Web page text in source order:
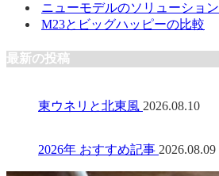
ニューモデルのソリューション
M23とビッグハッピーの比較
最新の投稿
東ウネリと北東風 2026.08.10
2026年 おすすめ記事 2026.08.09